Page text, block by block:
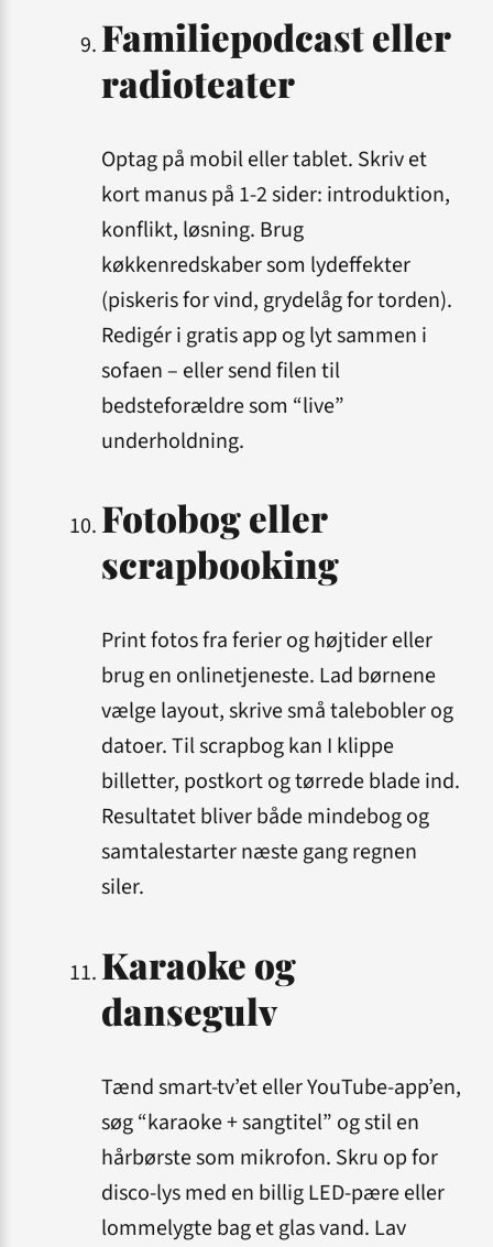
Familiepodcast eller
radioteater
Optag på mobil eller tablet. Skriv et
kort manus på 1-2 sider: introduktion,
konflikt, løsning. Brug
køkkenredskaber som lydeffekter
(piskeris for vind, grydelåg for torden).
Redigér i gratis app og lyt sammen i
sofaen – eller send filen til
bedsteforældre som “live”
underholdning.
Fotobog eller
scrapbooking
Print fotos fra ferier og højtider eller
brug en online­tjeneste. Lad børnene
vælge layout, skrive små talebobler og
datoer. Til scrapbog kan I klippe
billetter, postkort og tørrede blade ind.
Resultatet bliver både minde­bog og
samtale­starter næste gang regnen
siler.
Karaoke og
dansegulv
Tænd smart-tv’et eller YouTube-app’en,
søg “karaoke + sangtitel” og stil en
hårbørste som mikrofon. Skru op for
disco-lys med en billig LED-pære eller
lommelygte bag et glas vand. Lav